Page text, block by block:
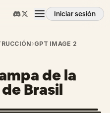
Iniciar sesión
›GPT IMAGE 2
de la
Brasil